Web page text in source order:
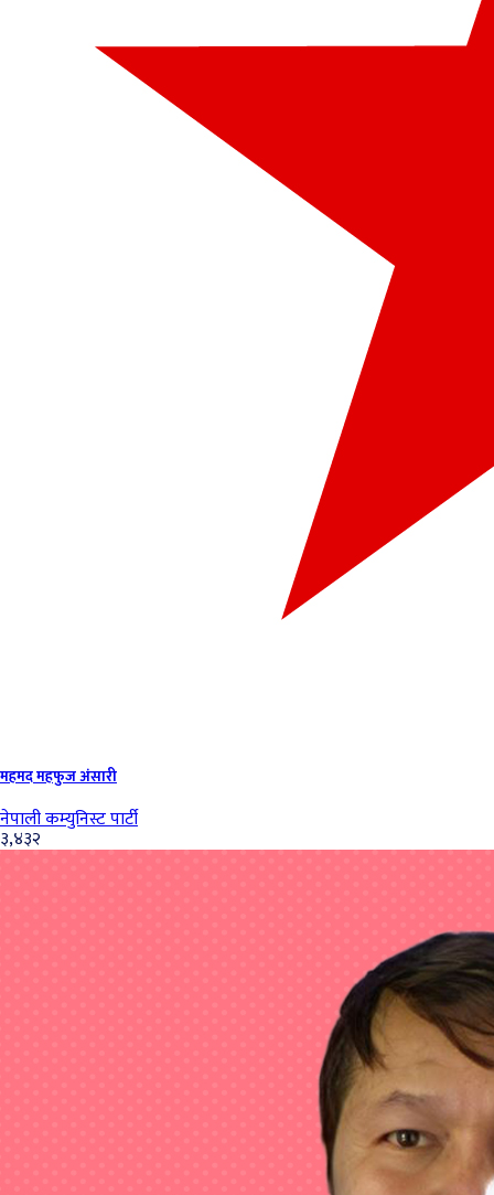
महमद महफुज अंसारी
नेपाली कम्युनिस्ट पार्टी
३,४३२